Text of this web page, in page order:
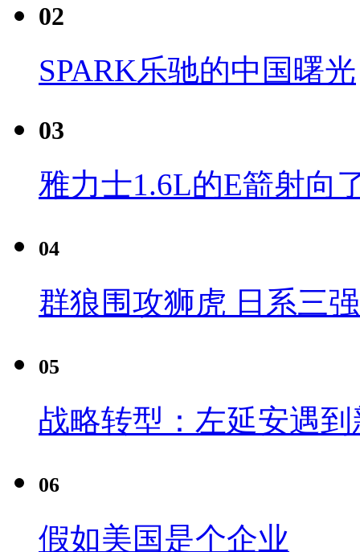
02
SPARK乐驰的中国曙光
03
雅力士1.6L的E箭射向
04
群狼围攻狮虎 日系三
05
战略转型：左延安遇
06
假如美国是个企业